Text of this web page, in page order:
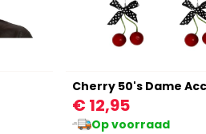
€ 12,95
Op voorraad